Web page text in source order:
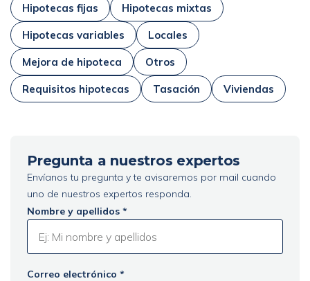
Hipotecas fijas Hipotecas mixtas
Hipotecas variables Locales
Mejora de hipoteca Otros
Requisitos hipotecas Tasación Viviendas
Pregunta a nuestros expertos
Envíanos tu pregunta y te avisaremos por mail cuando
uno de nuestros expertos responda.
Nombre y apellidos *
Correo electrónico *